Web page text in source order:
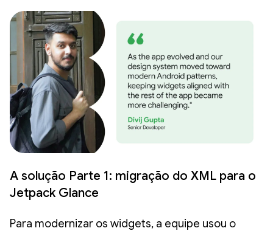
A solução Parte 1: migração do XML para o
Jetpack Glance
Para modernizar os widgets, a equipe usou o